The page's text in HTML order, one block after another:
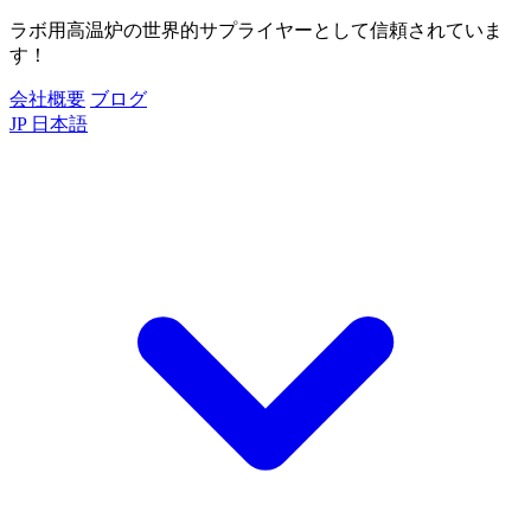
ラボ用高温炉の世界的サプライヤーとして信頼されていま
す！
会社概要 ブログ
JP 日本語